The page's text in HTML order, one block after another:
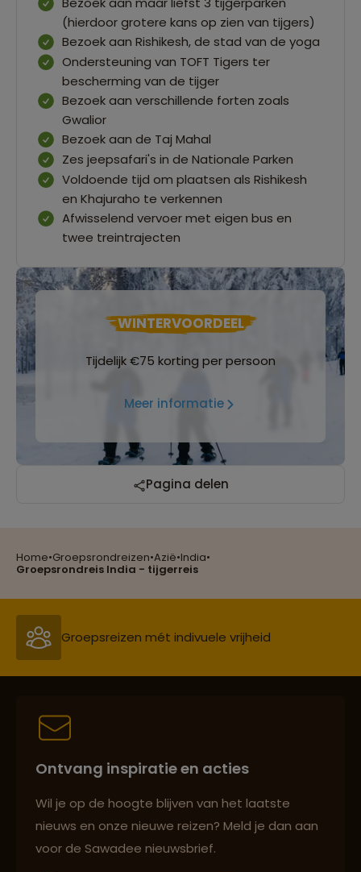
Home•Groepsrondreizen•Azië•India•
Groepsrondreis India - tijgerreis
(hierdoor grotere kans op zien van tijgers)
Bezoek aan Rishikesh, de stad van de yoga
Ondersteuning van TOFT Tigers ter
bescherming van de tijger
Bezoek aan verschillende forten zoals
Gwalior
Bezoek aan de Taj Mahal
Zes jeepsafari's in de Nationale Parken
Voldoende tijd om plaatsen als Rishikesh
en Khajuraho te verkennen
Afwisselend vervoer met eigen bus en
twee treintrajecten
WINTERVOORDEEL
Tijdelijk €75 korting per persoon
Meer informatie
Pagina delen
Reizen met oog voor mens, cultuur en milieu
Groepsreizen mét indivuele vrijheid
Persoonlijk en deskundig reisadvies
Ontvang inspiratie en acties
Wil je op de hoogte blijven van het laatste
nieuws en onze nieuwe reizen? Meld je dan aan
voor de Sawadee nieuwsbrief.